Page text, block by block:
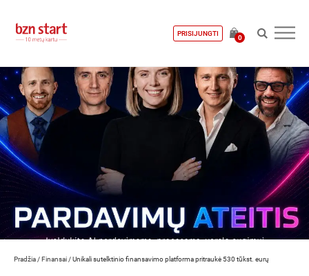
PRISIJUNGTI
0
Pradžia /Finansai /Unikali sutelktinio finansavimo platforma pritraukė 530 tūkst. eurų